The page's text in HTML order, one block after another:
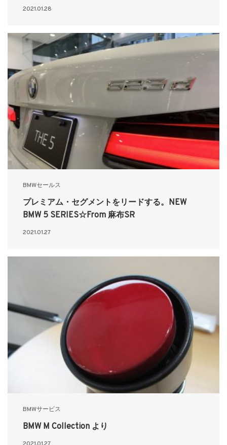
2021.01.28
BMWセールス
プレミアム・セグメントをリードする。NEW
BMW 5 SERIES☆From 麻布SR
2021.01.27
BMWサービス
BMW M Collection より